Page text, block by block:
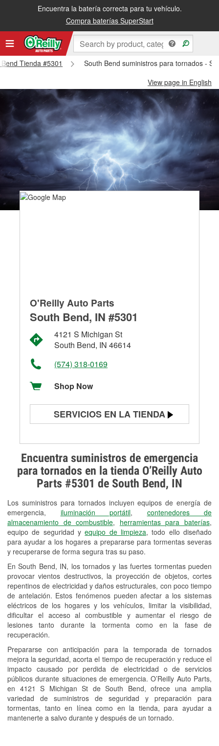
Encuentra la batería correcta para tu vehículo.
Compra baterías SuperStart
Tienda #5301
South Bend suministros para tornados -
View page in English
Encuentra suministros de emergencia
para tornados en la tienda O’Reilly Auto
Parts #5301 de South Bend, IN
Los suministros para tornados incluyen equipos de energía de
emergencia, iluminación portátil, contenedores de
almacenamiento de combustible, herramientas para baterías,
equipo de seguridad yequipo de limpieza, todo ello diseñado
para ayudar a los hogares a prepararse para tormentas severas
y recuperarse de forma segura tras su paso.
En South Bend, IN, los tornados y las fuertes tormentas pueden
provocar vientos destructivos, la proyección de objetos, cortes
repentinos de electricidad y daños estructurales, con poco tiempo
de antelación. Estos fenómenos pueden afectar a los sistemas
eléctricos de los hogares y los vehículos, limitar la visibilidad,
dificultar el acceso al combustible y aumentar el riesgo de
lesiones tanto durante la tormenta como en la fase de
recuperación.
Prepararse con anticipación para la temporada de tornados
mejora la seguridad, acorta el tiempo de recuperación y reduce el
impacto causado por perdida de electricidad o de servicios
públicos durante situaciones de emergencia. O’Reilly Auto Parts,
en 4121 S Michigan St de South Bend, ofrece una amplia
variedad de suministros de seguridad y preparación para
tormentas, tanto en línea como en la tienda, para ayudar a
mantenerte a salvo durante y después de un tornado.
O'Reilly Auto Parts
South Bend, IN #5301
4121 S Michigan St
South Bend, IN 46614
(574) 318-0169
Shop Now
SERVICIOS EN LA TIENDA
Prueba de alternadores y
arrancadores
Revisión de la luz "Check Engine"
Reciclaje de baterías y aceite
Instalación de bombillas de faros
Instalación de limpiaparabrisas
Herramientas
Rectificación de tambores y discos de
freno
Snowstorm Supplies
Conoce más